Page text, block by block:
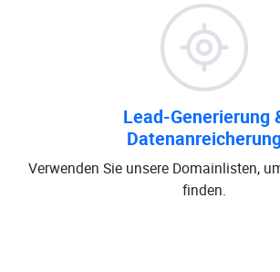
Lead-Generierung
Verwenden Sie unsere Domainlisten,
finden.